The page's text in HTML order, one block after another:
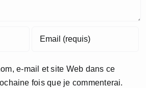
e-mail et site Web dans ce
fois que je commenterai.